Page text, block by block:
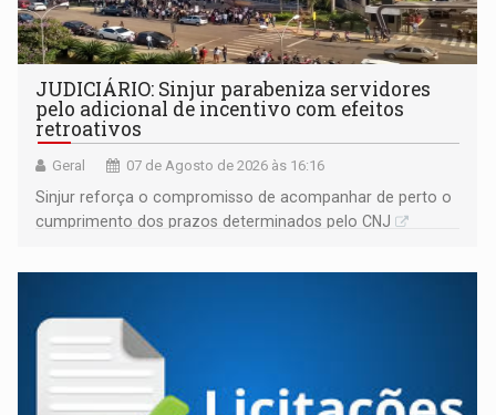
JUDICIÁRIO: Sinjur parabeniza servidores
pelo adicional de incentivo com efeitos
retroativos
Geral 07 de Agosto de 2026 às 16:16
Sinjur reforça o compromisso de acompanhar de perto o
cumprimento dos prazos determinados pelo CNJ